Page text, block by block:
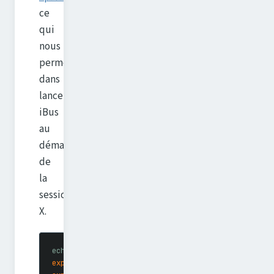
ce
qui
nous
permet
dans
lancer
iBus
au
démarrage
de
la
session
X.
echo
export